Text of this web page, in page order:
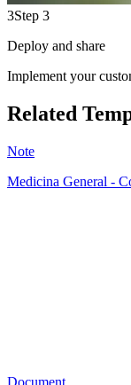
3Step 3
Deploy and share
Implement your
Related
Note
Medicina General -
Document